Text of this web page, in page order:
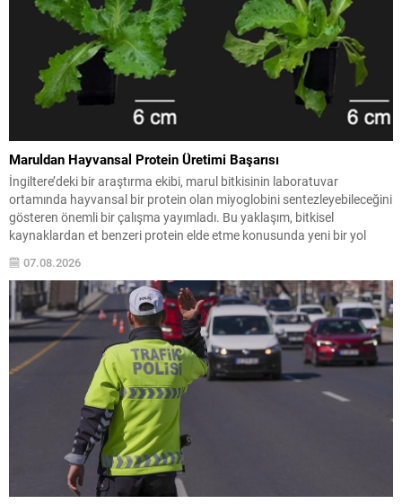
Maruldan Hayvansal Protein Üretimi Başarısı
İngiltere’deki bir araştırma ekibi, marul bitkisinin laboratuvar
ortamında hayvansal bir protein olan miyoglobini sentezleyebileceğini
gösteren önemli bir çalışma yayımladı. Bu yaklaşım, bitkisel
kaynaklardan et benzeri protein elde etme konusunda yeni bir yol
açıyor. Araştırmada, domuz miyoglobin genleri marul ve tütün
kloroplastlarına aktarılırken bitkilere herhangi bir fotosentez
bozukluğu yaşatılmadı; genetik değişiklikli...
07.08.2026